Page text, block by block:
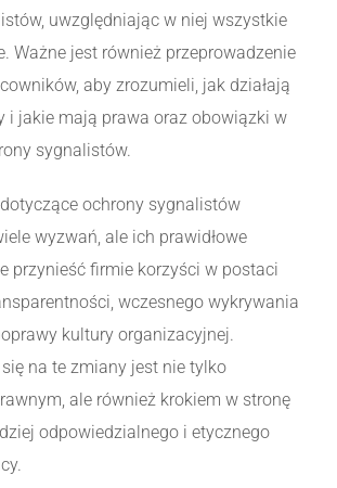
uwzględniając w niej wszystkie
Ważne jest również przeprowadzenie
aby zrozumieli, jak działają
i jakie mają prawa oraz obowiązki w
sygnalistów.
ochrony sygnalistów
wyzwań, ale ich prawidłowe
przynieść firmie korzyści w postaci
wczesnego wykrywania
kultury organizacyjnej.
na te zmiany jest nie tylko
ale również krokiem w stronę
odpowiedzialnego i etycznego